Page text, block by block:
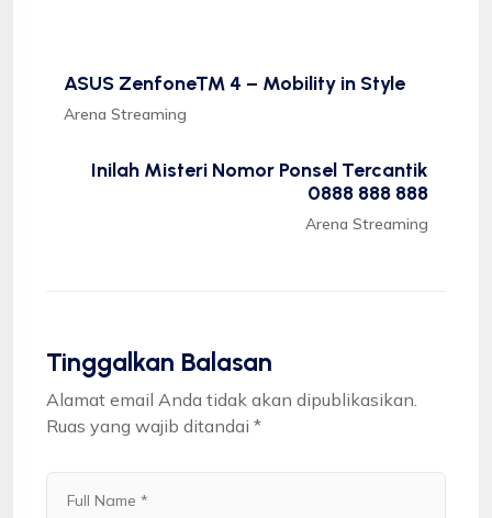
ASUS Zenfone™ 4 – Mobility in Style
Arena Streaming
Inilah Misteri Nomor Ponsel Tercantik
0888 888 888
Arena Streaming
Tinggalkan Balasan
Alamat email Anda tidak akan dipublikasikan.
Ruas yang wajib ditandai *